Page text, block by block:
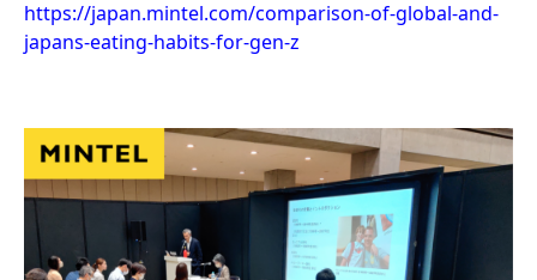
https://japan.mintel.com/comparison-of-global-and-
japans-eating-habits-for-gen-z